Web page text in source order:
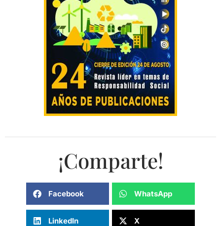
¡Comparte!
Facebook WhatsApp
LinkedIn X